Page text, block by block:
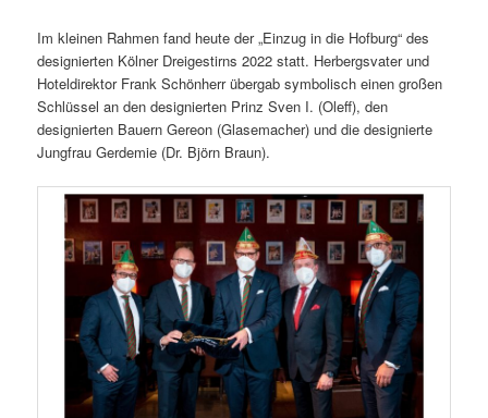
Im kleinen Rahmen fand heute der „Einzug in die Hofburg“ des
designierten Kölner Dreigestirns 2022 statt. Herbergsvater und
Hoteldirektor Frank Schönherr übergab symbolisch einen großen
Schlüssel an den designierten Prinz Sven I. (Oleff), den
designierten Bauern Gereon (Glasemacher) und die designierte
Jungfrau Gerdemie (Dr. Björn Braun).